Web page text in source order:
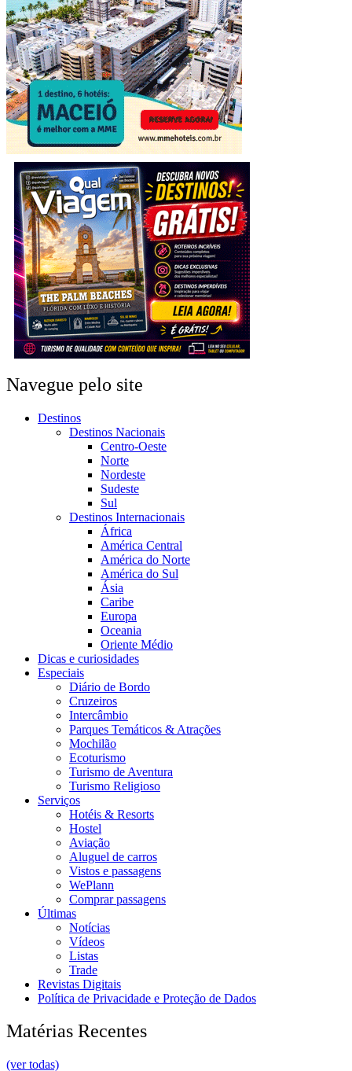
Navegue pelo site
Destinos
Destinos Nacionais
Centro-Oeste
Norte
Nordeste
Sudeste
Sul
Destinos Internacionais
África
América Central
América do Norte
América do Sul
Ásia
Caribe
Europa
Oceania
Oriente Médio
Dicas e curiosidades
Especiais
Diário de Bordo
Cruzeiros
Intercâmbio
Parques Temáticos & Atrações
Mochilão
Ecoturismo
Turismo de Aventura
Turismo Religioso
Serviços
Hotéis & Resorts
Hostel
Aviação
Aluguel de carros
Vistos e passagens
WePlann
Comprar passagens
Últimas
Notícias
Vídeos
Listas
Trade
Revistas Digitais
Política de Privacidade e Proteção de Dados
Matérias Recentes
(ver todas)